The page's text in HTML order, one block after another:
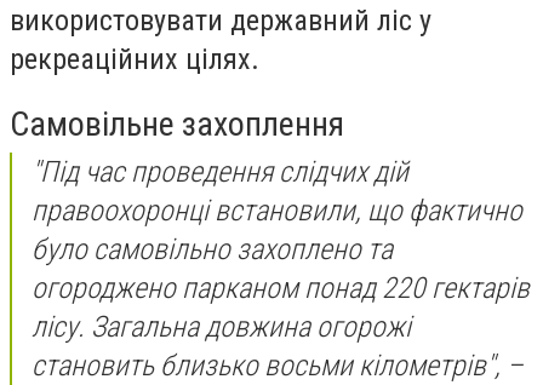
використовувати державний ліс у
рекреаційних цілях.
Самовільне захоплення
"Під час проведення слідчих дій
правоохоронці встановили, що фактично
було самовільно захоплено та
огороджено парканом понад 220 гектарів
лісу. Загальна довжина огорожі
становить близько восьми кілометрів", –